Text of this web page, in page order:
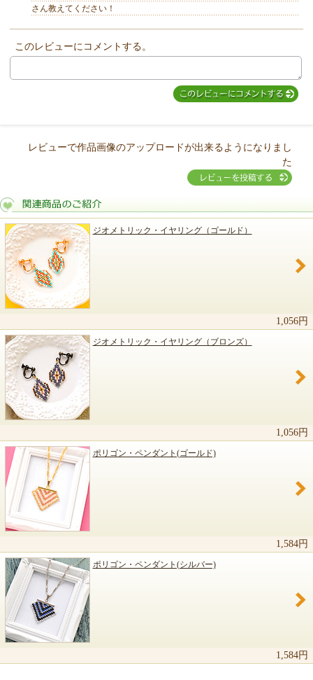
さん教えてください！
このレビューにコメントする。
レビューで作品画像のアップロードが出来るようになりまし
た
ジオメトリック・イヤリング（ゴールド）
1,056円
ジオメトリック・イヤリング（ブロンズ）
1,056円
ポリゴン・ペンダント(ゴールド)
1,584円
ポリゴン・ペンダント(シルバー)
1,584円